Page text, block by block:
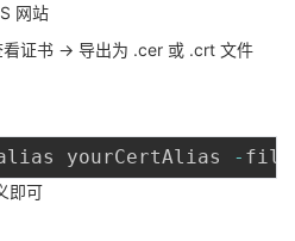
网站
看证书 → 导出为 .cer 或 .crt 文件
yourCertAlias -
即可